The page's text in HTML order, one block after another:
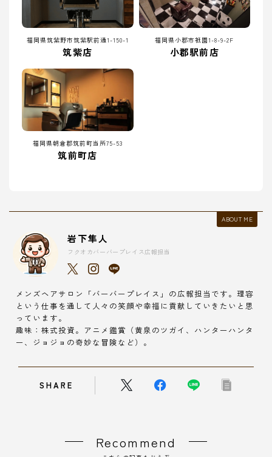
福岡県筑紫野市筑紫駅前通1-150-1
筑紫店
福岡県小郡市祇園1-8-9-2F
小郡駅前店
福岡県朝倉郡筑前町当所75-53
筑前町店
ABOUT ME
岩下隼人
フクオカバーバープレイス広報担当
メンズヘアサロン「バーバープレイス」の広報担当です。理容
という仕事を通して人々の笑顔や幸福に貢献していきたいと思
っています。
趣味：株式投資。アニメ鑑賞（黄泉のツガイ、ハンターハンタ
ー、ジョジョの奇妙な冒険など）。
SHARE
Recommend